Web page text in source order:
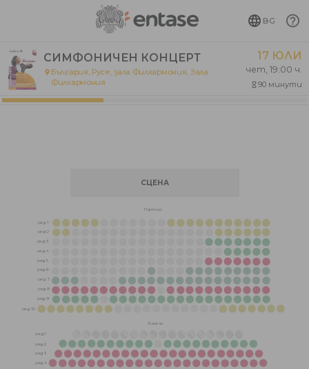
BG
СИМФОНИЧЕН КОНЦЕРТ
place България, Русе, зала Филхармония, Зала
Филхармония
17 ЮЛИ
чет, 19:00 ч.
hourglass_empty 90 минути
ред 10
ред 4
ред 3
ред 2
ред 1
ред 9
ред 8
ред 7
ред 6
ред 5
ред 4
ред 3
ред 2
ред 1
Балкон
Партер
СЦЕНА